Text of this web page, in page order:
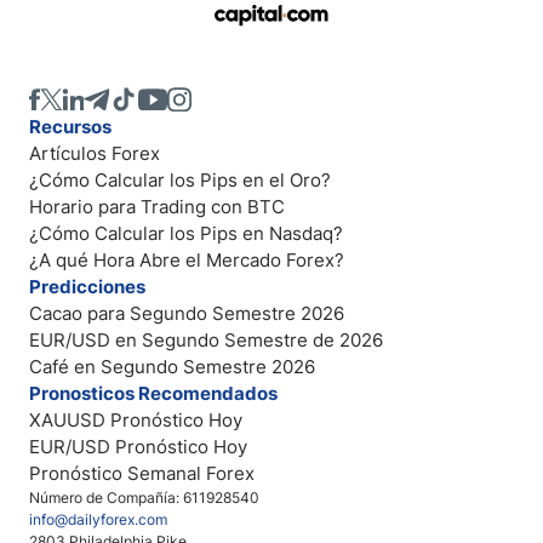
Número de Compañía: 611928540
info@dailyforex.com
Recursos
Artículos Forex
¿Cómo Calcular los Pips en el Oro?
Horario para Trading con BTC
¿Cómo Calcular los Pips en Nasdaq?
¿A qué Hora Abre el Mercado Forex?
Predicciones
Cacao para Segundo Semestre 2026
EUR/USD en Segundo Semestre de 2026
Café en Segundo Semestre 2026
Pronosticos Recomendados
XAUUSD Pronóstico Hoy
EUR/USD Pronóstico Hoy
Pronóstico Semanal Forex